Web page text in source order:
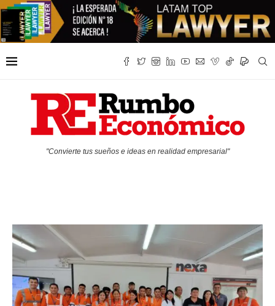
"Convierte tus sueños e ideas en realidad empresarial"